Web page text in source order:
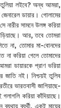
তুলিয়া লইবে? অন্ধ আমরা,
ডায়ার। গোলামের
সামনে উলঙ্গ করিয়া
আর, তবে তোমরা
না, তোমার মা-বোনদের
না করিয়া গেলে তোমাদের
ডায়ারকে প্রাণ ভরিয়া
জাতি নই। নিশ্চয়ই তুলিব
ভারতবাসী জাগিয়াছে-
করিয়া কাঁদিয়াছে।
ব্যর্থী, একই মায়ের